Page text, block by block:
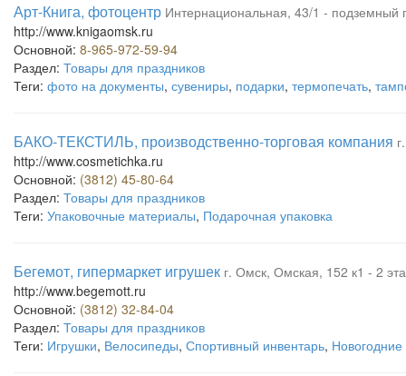
Арт-Книга, фотоцентр Интернациональная, 43/1 -
http://www.knigaomsk.ru
Основной: 8-965-972-59-94
Раздел: Товары для праздников
Теги: фото на документы, сувениры, подарки, термопечать,
БАКО-ТЕКСТИЛЬ, производственно-торговая компания
http://www.cosmetichka.ru
Основной: (3812) 45-80-64
Раздел: Товары для праздников
Теги: Упаковочные материалы, Подарочная упаковка
Бегемот, гипермаркет игрушек г. Омск, Омская, 152 к1 - 2
http://www.begemott.ru
Основной: (3812) 32-84-04
Раздел: Товары для праздников
Теги: Игрушки, Велосипеды, Спортивный инвентарь,